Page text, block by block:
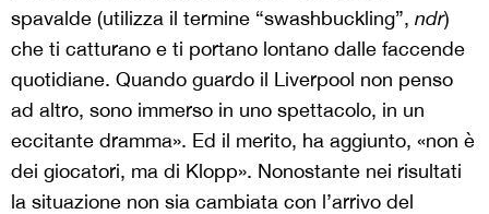
spavalde (utilizza il termine “swashbuckling”, ndr)
che ti catturano e ti portano lontano dalle faccende
quotidiane. Quando guardo il Liverpool non penso
ad altro, sono immerso in uno spettacolo, in un
eccitante dramma». Ed il merito, ha aggiunto, «non è
dei giocatori, ma di Klopp». Nonostante nei risultati
la situazione non sia cambiata con l’arrivo del